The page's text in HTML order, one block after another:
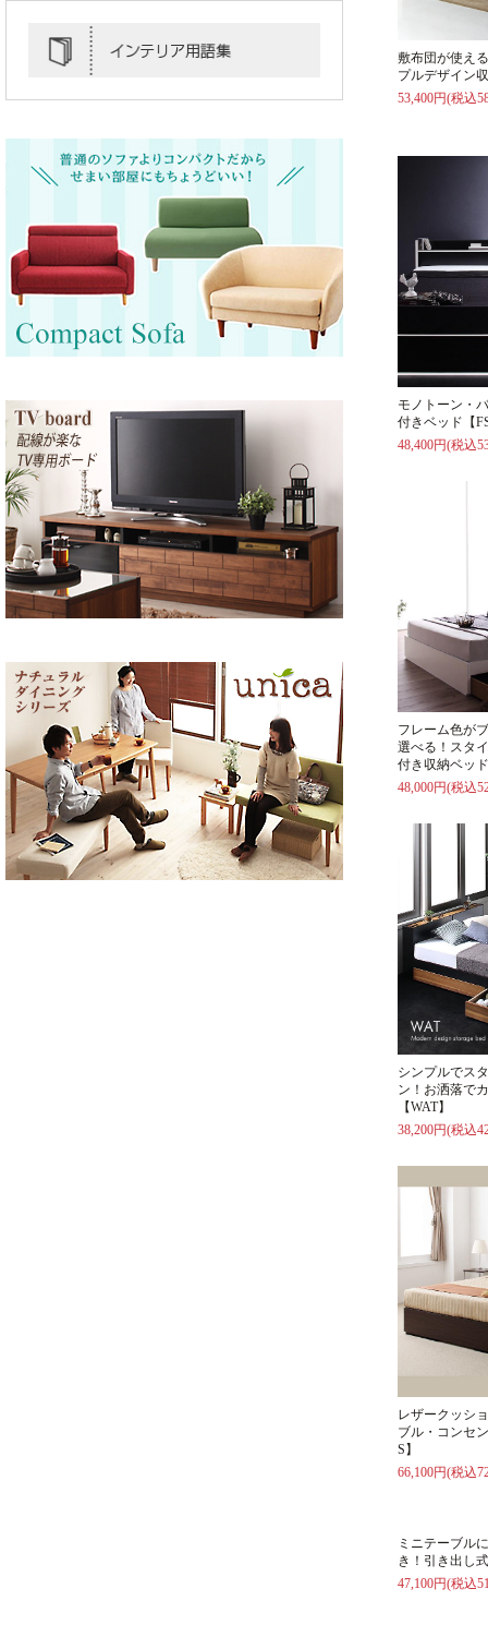
敷布団が使え
プルデザイン
53,400円(税込
モノトーン・
付きベッド【
48,400円(税込
フレーム色が
選べる！スタ
付き収納ベッ
48,000円(税込
シンプルでス
ン！お洒落で
【WAT】
38,200円(税込
レザークッシ
ブル・コンセ
S】
66,100円(税込
ミニテーブル
き！引き出し
47,100円(税込